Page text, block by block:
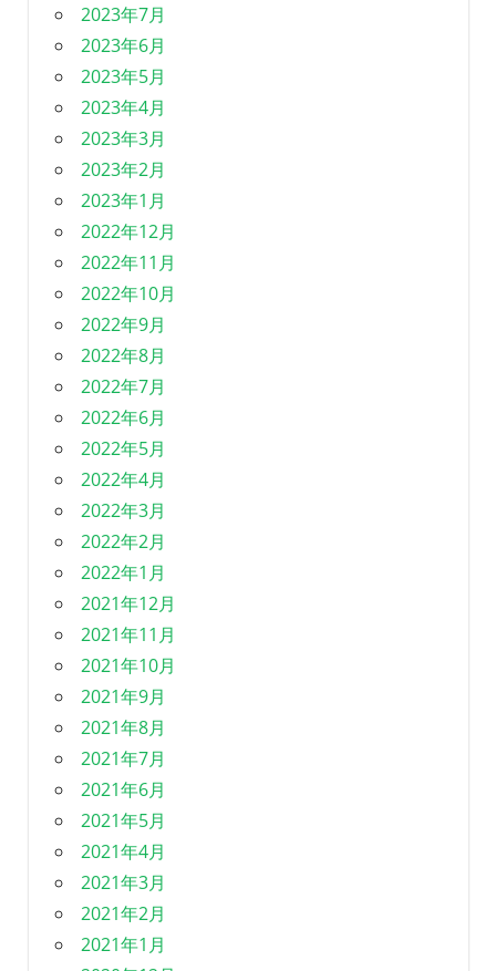
2023年7月
2023年6月
2023年5月
2023年4月
2023年3月
2023年2月
2023年1月
2022年12月
2022年11月
2022年10月
2022年9月
2022年8月
2022年7月
2022年6月
2022年5月
2022年4月
2022年3月
2022年2月
2022年1月
2021年12月
2021年11月
2021年10月
2021年9月
2021年8月
2021年7月
2021年6月
2021年5月
2021年4月
2021年3月
2021年2月
2021年1月